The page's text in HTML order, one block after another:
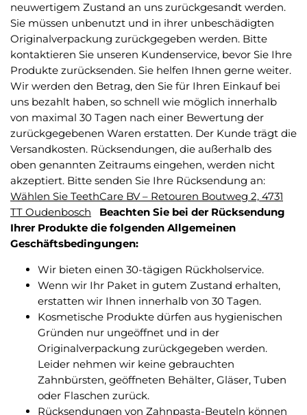
neuwertigem Zustand an uns zurückgesandt werden.
Sie müssen unbenutzt und in ihrer unbeschädigten
Originalverpackung zurückgegeben werden. Bitte
kontaktieren Sie unseren Kundenservice, bevor Sie Ihre
Produkte zurücksenden. Sie helfen Ihnen gerne weiter.
Wir werden den Betrag, den Sie für Ihren Einkauf bei
uns bezahlt haben, so schnell wie möglich innerhalb
von maximal 30 Tagen nach einer Bewertung der
zurückgegebenen Waren erstatten. Der Kunde trägt die
Versandkosten. Rücksendungen, die außerhalb des
oben genannten Zeitraums eingehen, werden nicht
akzeptiert. Bitte senden Sie Ihre Rücksendung an:
Wählen Sie TeethCare BV – Retouren Boutweg 2, 4731
TT Oudenbosch
Beachten Sie bei der Rücksendung
Ihrer Produkte die folgenden Allgemeinen
Geschäftsbedingungen:
Wir bieten einen 30-tägigen Rückholservice.
Wenn wir Ihr Paket in gutem Zustand erhalten,
erstatten wir Ihnen innerhalb von 30 Tagen.
Kosmetische Produkte dürfen aus hygienischen
Gründen nur ungeöffnet und in der
Originalverpackung zurückgegeben werden.
Leider nehmen wir keine gebrauchten
Zahnbürsten, geöffneten Behälter, Gläser, Tuben
oder Flaschen zurück.
Rücksendungen von Zahnpasta-Beuteln können